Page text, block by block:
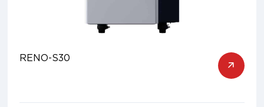
RENO-S30